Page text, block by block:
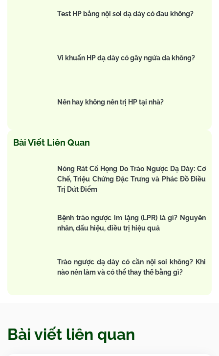
Test HP bằng nội soi dạ dày có đau không?
Vi khuẩn HP dạ dày có gây ngứa da không?
Nên hay không nên trị HP tại nhà?
Bài Viết Liên Quan
Nóng Rát Cổ Họng Do Trào Ngược Dạ Dày: Cơ
Chế, Triệu Chứng Đặc Trưng và Phác Đồ Điều
Trị Dứt Điểm
Bệnh trào ngược im lặng (LPR) là gì? Nguyên
nhân, dấu hiệu, điều trị hiệu quả
Trào ngược dạ dày có cần nội soi không? Khi
nào nên làm và có thể thay thế bằng gì?
Bài viết liên quan